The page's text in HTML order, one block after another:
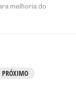
melhoria do
PRÓXIMO